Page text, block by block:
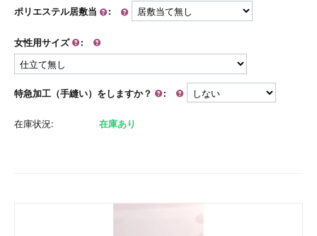
ポリエステル居敷当 :
女性用サイズ :
特急加工（手縫い）をしますか？ :
在庫状況: 在庫あり